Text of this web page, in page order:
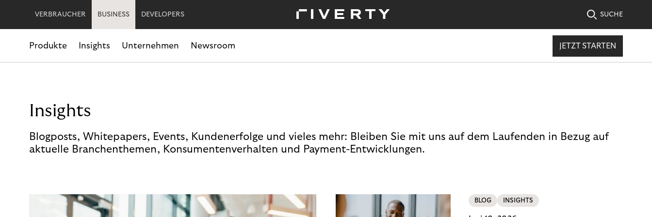
VERBRAUCHER BUSINESS DEVELOPERS SUCHE
Produkte Insights Unternehmen Newsroom JETZT STARTEN
Insights
Blogposts, Whitepapers, Events, Kundenerfolge und vieles mehr: Bleiben Sie mit uns auf dem Laufenden in Bezug auf
aktuelle Branchenthemen, Konsumentenverhalten und Payment-Entwicklungen.
BLOG INSIGHTS